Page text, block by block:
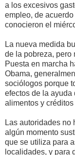
a los excesivos
empleo, de
conocieron el
La nueva medida
de la pobreza, pero
Puesta en marcha
Obama,
sociólogos porque
efectos de la ayuda
alimentos y
Las autoridades no
algún momento
que se utiliza para
localidades, y para